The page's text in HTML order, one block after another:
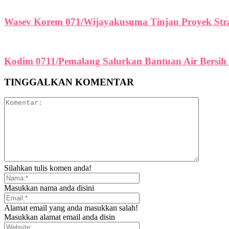
Wasev Korem 071/Wijayakusuma Tinjau Proyek
Kodim 0711/Pemalang Salurkan Bantuan Air
TINGGALKAN KOMENTAR
Silahkan tulis komen anda!
Masukkan nama anda disini
Alamat email yang anda masukkan salah!
Masukkan alamat email anda disin